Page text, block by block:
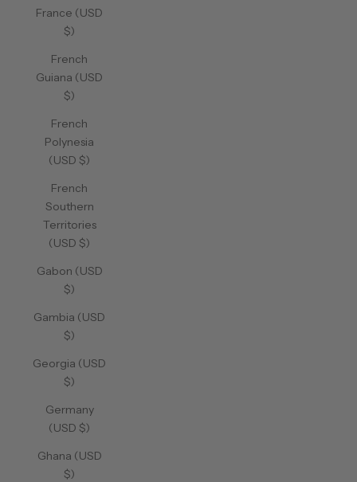
France (USD
$)
French
Guiana (USD
$)
French
Polynesia
(USD $)
French
Southern
Territories
(USD $)
Gabon (USD
$)
Gambia (USD
$)
Georgia (USD
$)
Germany
(USD $)
Ghana (USD
$)